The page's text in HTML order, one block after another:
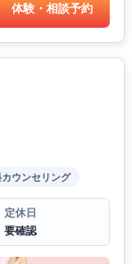
体験・相談予約
ウンセリング
定休日
要確認